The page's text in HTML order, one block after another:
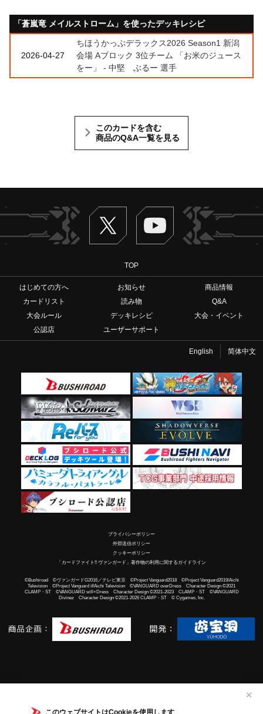
このウェブサイトはCookieを使用します
✕
「蒼嵐竜 メイルストローム」を使ったデッキレシピ
2026-04-27
ちほうかっぷデラックス2026 Season1 新潟
会場 Aブロック 3位チーム 「お米のジュース
をー」 - 中堅 ぶるー 選手
このカードを含む
商品のQ&A一覧を見る
Twitter ヴァンガードch
TOP
はじめての方へ お知らせ
商品情報
カードリスト
読み物
Q&A
大会ルール
デッキレシピ
大会・イベント
公認店
ユーザーサポート
English 简体中文
プライバシーポリシー
外部送信ポリシー
クッキーポリシー
「カードファイト!! ヴァンガード」著作物の利用に関するガイドライン
©Bushiroad ©ヴァンガードG2016／テレビ東京 ©Project Vanguard2018 ©Project Vanguard2019/Aichi
Television ©Project Vanguard if/Aichi Television ©VANGUARD overDress Character Design ©2021
CLAMP・ST ©VANGUARD will+Dress Character Design ©2021-2023 CLAMP・ST ©VANGUARD
Divinez Character Design ©2021-2026 CLAMP・ST © Cygames, Inc.